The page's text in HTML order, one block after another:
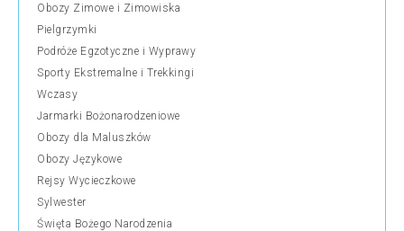
Obozy Zimowe i Zimowiska
Pielgrzymki
Podróże Egzotyczne i Wyprawy
Sporty Ekstremalne i Trekkingi
Wczasy
Jarmarki Bożonarodzeniowe
Obozy dla Maluszków
Obozy Językowe
Rejsy Wycieczkowe
Sylwester
Święta Bożego Narodzenia